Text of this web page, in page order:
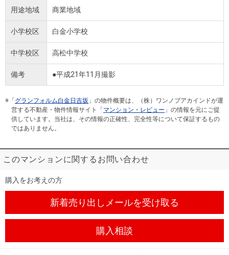
用途地域 商業地域
小学校区 白金小学校
中学校区 高松中学校
備考 ●平成21年11月撮影
※「 グランフォルム白金日吉坂 」の物件概要は、（株）ワンノブアカインドが運
営する不動産・物件情報サイト「 マンション・レビュー 」の情報を元にご提
供しています。当社は、その情報の正確性、完全性等について保証するもの
ではありません。
このマンションに関するお問い合わせ
購入をお考えの方
新着売り出しメールを受け取る
購入相談